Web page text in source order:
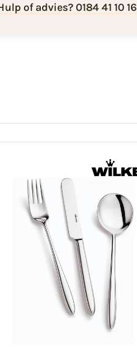
of advies? 0184 41 10 16